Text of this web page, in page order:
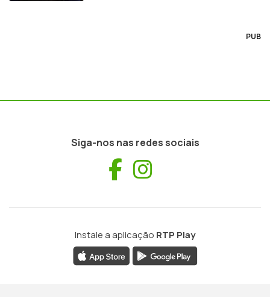
PUB
Siga-nos nas redes sociais
Facebook
Instale a aplicação RTP Play